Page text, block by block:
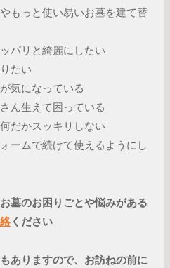
もっと使い易いお墓を建て替
パリと綺麗にしたい
たい
気になっている
ん生えて困っている
だかスッキリしない
ームで続けて使えるようにし
墓のお困りごとや悩みがある
ください
ありますので、お訪ねの前に